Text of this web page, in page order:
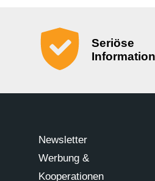
Seriöse
Newsletter
Werbung &
Kooperationen